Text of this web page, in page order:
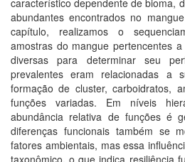
característico dependente de bioma,
abundantes encontrados no
capítulo, realizamos o
amostras do mangue pertencentes
diversas para determinar seu
prevalentes eram relacionadas a
formação de cluster, carboidratos,
funções variadas. Em níveis
abundância relativa de funções é
diferenças funcionais também se
fatores ambientais, mas essa
taxonômico, o que indica resiliência